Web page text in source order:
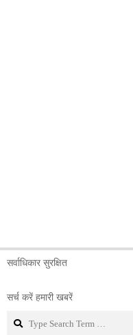
सर्वाधिकार सुरक्षित
सर्च करें हमारी खबरें